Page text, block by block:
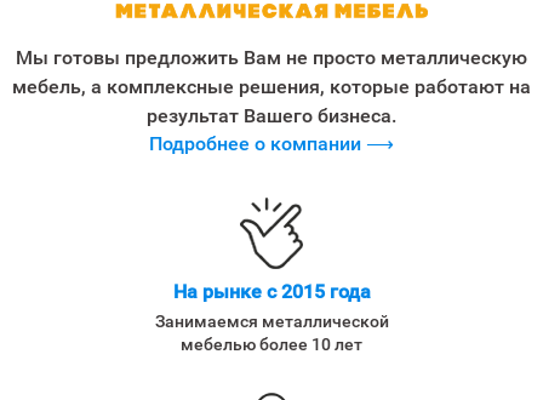
Мы готовы предложить Вам не просто металлическую
мебель, а комплексные решения, которые работают на
результат Вашего бизнеса.
Подробнее о компании ⟶
На рынке с 2015 года
Занимаемся металлической
мебелью более 10 лет